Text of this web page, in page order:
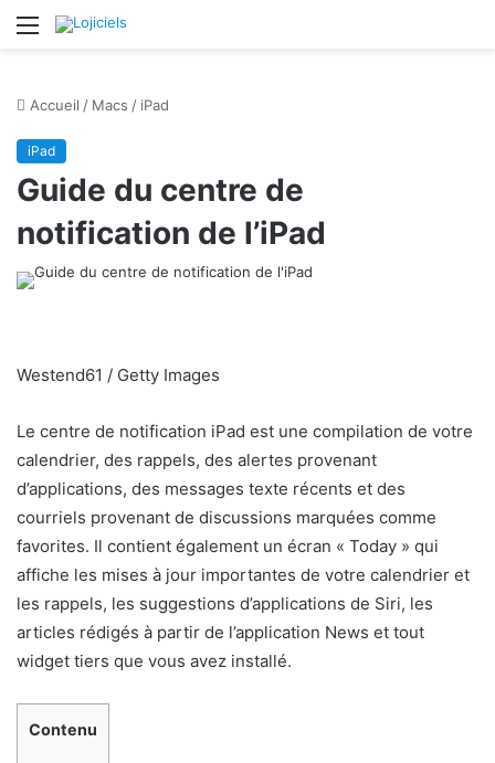
Menu
Accueil / Macs / iPad
iPad
Guide du centre de
notification de l’iPad
Westend61 / Getty Images
Le centre de notification iPad est une compilation de votre
calendrier, des rappels, des alertes provenant
d’applications, des messages texte récents et des
courriels provenant de discussions marquées comme
favorites. Il contient également un écran « Today » qui
affiche les mises à jour importantes de votre calendrier et
les rappels, les suggestions d’applications de Siri, les
articles rédigés à partir de l’application News et tout
widget tiers que vous avez installé.
Contenu